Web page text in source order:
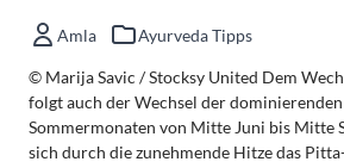
Amla Ayurveda Tipps
© Marija Savic / Stocksy United Dem
folgt auch der Wechsel der dominierenden
Sommermonaten von Mitte Juni bis Mitte
sich durch die zunehmende Hitze das